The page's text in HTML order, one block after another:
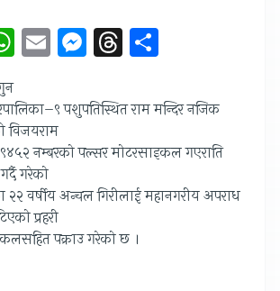
WhatsApp
EmailMessenger
Threads
पशुपतिस्थित राम मन्दिर नजिक
विजयराम
नम्बरको पल्सर मोटरसाइकल गएराति
गरेको
२२ वर्षीय अन्चल गिरीलाई महानगरीय अपराध
प्रहरी
पक्राउ गरेको छ ।